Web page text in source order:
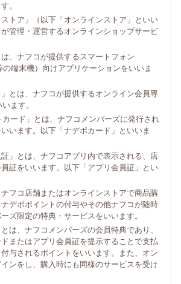
。
ストア」（以下「オンラインストア」といい
管理・運営するオンラインショップサービ
は、ナフコが提供するスマートフォン
の端末機）向けアプリケーションをいいま
」とは、ナフコが提供するオンライン会員専
ます。
カード」とは、ナフコメンバーズに発行され
います。以下「ナデポカード」といいま
証」とは、ナフコアプリ内で表示される、店
証をいいます。以下「アプリ会員証」とい
ナフコ店舗またはオンラインストアで商品購
デポポイントの付与やその他ナフコが随時
ズ限定の特典・サービスをいいます。
は、ナフコメンバーズの会員特典であり、
またはアプリ会員証を提示することで支払
与されるポイントをいいます。また、オン
ンをし、購入時にも同様のサービスを受け